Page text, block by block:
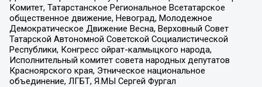
Комитет, Татарстанское Региональное Всетатарское
общественное движение, Невоград, Молодежное
Демократическое Движение Весна, Верховный Совет
Татарской Автономной Советской Социалистической
Республики, Конгресс ойрат-калмыцкого народа,
Исполнительный комитет совета народных депутатов
Красноярского края, Этническое национальное
объединение, ЛГБТ, Я.МЫ Сергей Фургал